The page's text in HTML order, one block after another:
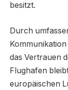
besitzt.
Durch
das Vertrauen
Flughafen
europäischen